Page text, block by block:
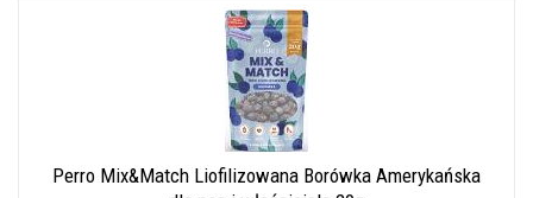
Perro Mix&Match Liofilizowana Borówka Amerykańska